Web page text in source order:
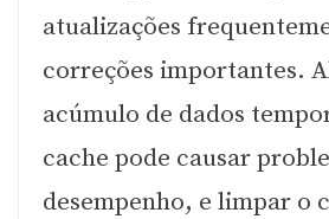
atualizações
correções importantes.
acúmulo de dados
cache pode causar
desempenho, e limpar o